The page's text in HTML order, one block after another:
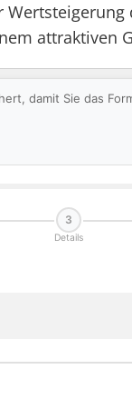
attraktiven
damit Sie das
3
Details